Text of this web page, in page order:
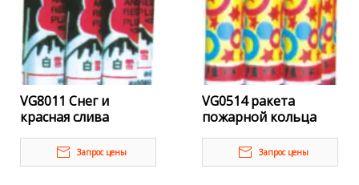
VG8011 Снег и
красная слива
Запрос цены
VG0514 ракета
пожарной кольца
Запрос цены